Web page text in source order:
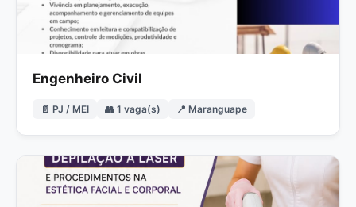
Engenheiro Civil
📄 PJ / MEI 👥 1 vaga(s) 📍 Maranguape